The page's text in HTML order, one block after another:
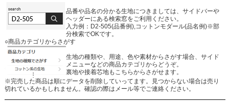
品番や品名の分かる生地につきましては、サイドバーや
ヘッダーにある検索窓をご利用ください。
入力例：D2-505(品番例),コットンモダール(品名例)※部
分検索でOKです。
○商品カテゴリからさがす
生地の種類や、用途、色や素材からさがす場合、サイド
メニューなどの商品カテゴリからどうぞ。
裏地や接着芯地もこちらからさがせます。
※完売した商品は順にデータを削除していってます。見つからない場合は売り
切れているかもしれません。確認の際はメール等でご連絡ください。